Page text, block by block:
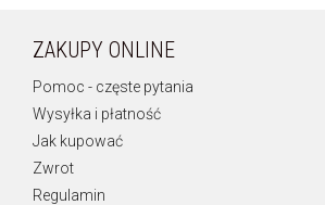
ZAKUPY ONLINE
Pomoc - częste pytania
Wysyłka i płatność
Jak kupować
Zwrot
Regulamin